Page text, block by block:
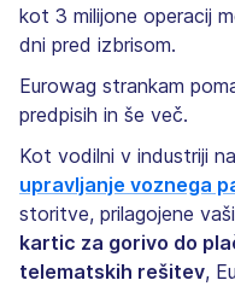
kot 3 milijone operacij
dni pred izbrisom.
Eurowag strankam
predpisih in še več.
Kot vodilni v industriji
upravljanje voznega
storitve, prilagojene
kartic za gorivo do
telematskih rešitev,